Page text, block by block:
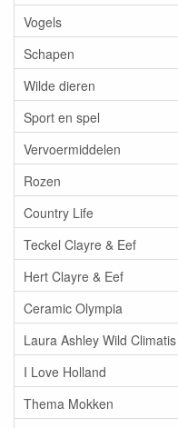
Vogels
Schapen
Wilde dieren
Sport en spel
Vervoermiddelen
Rozen
Country Life
Teckel Clayre & Eef
Hert Clayre & Eef
Ceramic Olympia
Laura Ashley Wild Climatis
I Love Holland
Thema Mokken